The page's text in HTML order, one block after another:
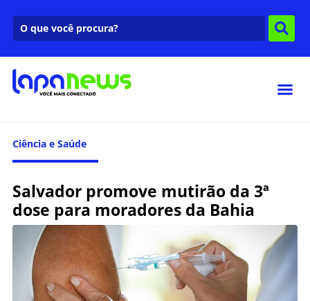
Ciência e Saúde
Salvador promove mutirão da 3ª
dose para moradores da Bahia